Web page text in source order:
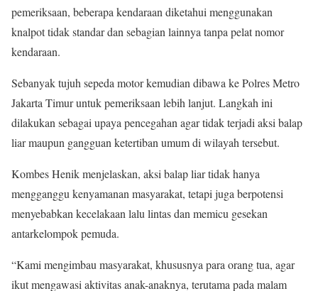
pemeriksaan, beberapa kendaraan diketahui menggunakan
knalpot tidak standar dan sebagian lainnya tanpa pelat nomor
kendaraan.
Sebanyak tujuh sepeda motor kemudian dibawa ke Polres Metro
Jakarta Timur untuk pemeriksaan lebih lanjut. Langkah ini
dilakukan sebagai upaya pencegahan agar tidak terjadi aksi balap
liar maupun gangguan ketertiban umum di wilayah tersebut.
Kombes Henik menjelaskan, aksi balap liar tidak hanya
mengganggu kenyamanan masyarakat, tetapi juga berpotensi
menyebabkan kecelakaan lalu lintas dan memicu gesekan
antarkelompok pemuda.
“Kami mengimbau masyarakat, khususnya para orang tua, agar
ikut mengawasi aktivitas anak-anaknya, terutama pada malam